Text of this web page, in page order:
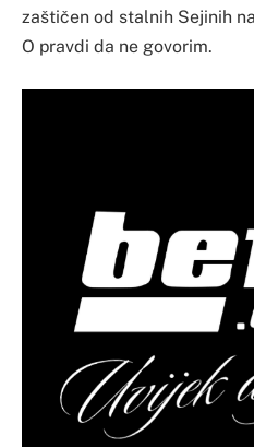
zaštičen od stalnih Sejinih
O pravdi da ne govorim.